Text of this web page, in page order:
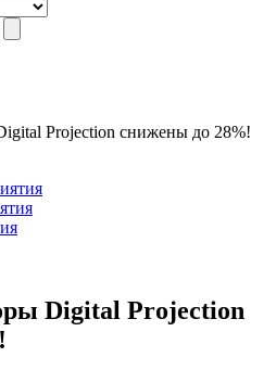
Projection снижены до 28%!
Digital Projection